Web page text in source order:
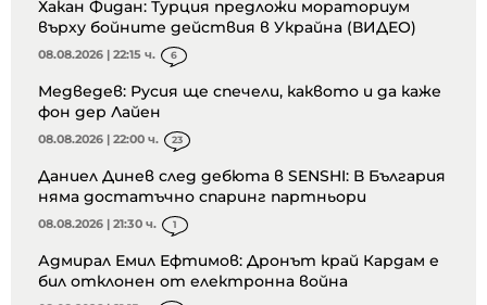
Хакан Фидан: Турция предложи мораториум
върху бойните действия в Украйна (ВИДЕО)
08.08.2026 | 22:15 ч. 6
Медведев: Русия ще спечели, каквото и да каже
фон дер Лайен
08.08.2026 | 22:00 ч. 23
Даниел Динев след дебюта в SENSHI: В България
няма достатъчно спаринг партньори
08.08.2026 | 21:30 ч. 1
Адмирал Емил Ефтимов: Дронът край Кардам е
бил отклонен от електронна война